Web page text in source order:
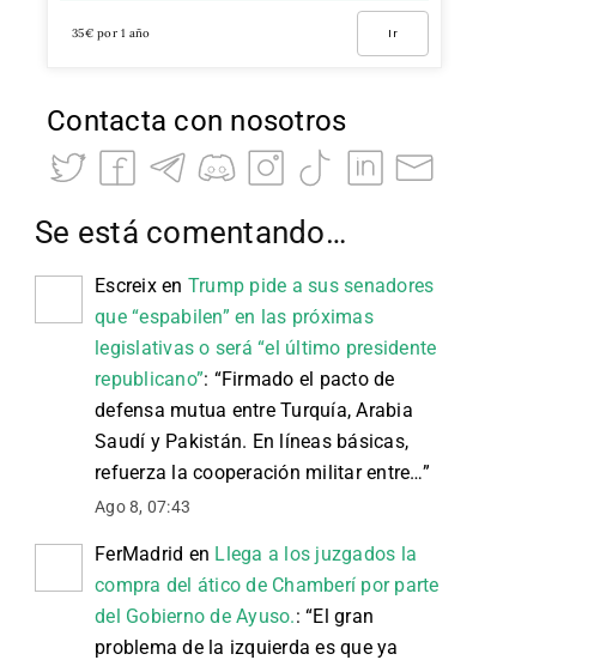
35€ por 1 año Ir
Contacta con nosotros
Se está comentando…
Escreixen Trump pide a sus senadores
que “espabilen” en las próximas
legislativas o será “el último presidente
republicano”: “Firmado el pacto de
defensa mutua entre Turquía, Arabia
Saudí y Pakistán. En líneas básicas,
refuerza la cooperación militar entre…”
Ago 8, 07:43
FerMadrid en Llega a los juzgados la
compra del ático de Chamberí por parte
del Gobierno de Ayuso.: “El gran
problema de la izquierda es que ya